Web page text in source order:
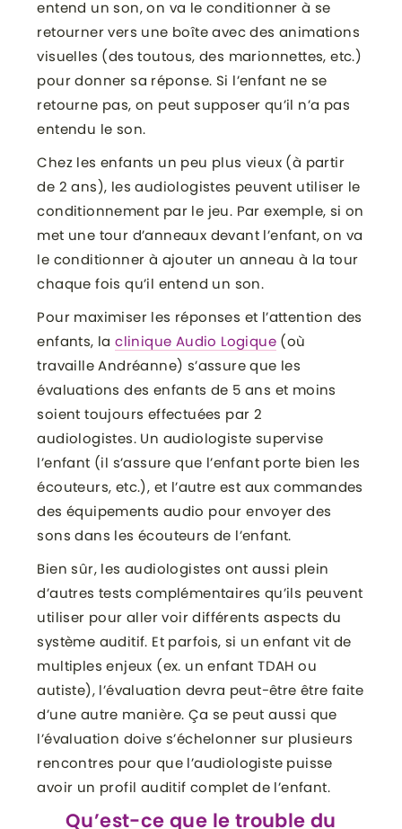
entend un son, on va le conditionner à se
retourner vers une boîte avec des animations
visuelles (des toutous, des marionnettes, etc.)
pour donner sa réponse. Si l’enfant ne se
retourne pas, on peut supposer qu’il n’a pas
entendu le son.
Chez les enfants un peu plus vieux (à partir
de 2 ans), les audiologistes peuvent utiliser le
conditionnement par le jeu. Par exemple, si on
met une tour d’anneaux devant l’enfant, on va
le conditionner à ajouter un anneau à la tour
chaque fois qu’il entend un son.
Pour maximiser les réponses et l’attention des
enfants, laclinique Audio Logique (où
travaille Andréanne) s’assure que les
évaluations des enfants de 5 ans et moins
soient toujours effectuées par 2
audiologistes. Un audiologiste supervise
l’enfant (il s’assure que l’enfant porte bien les
écouteurs, etc.), et l’autre est aux commandes
des équipements audio pour envoyer des
sons dans les écouteurs de l’enfant.
Bien sûr, les audiologistes ont aussi plein
d’autres tests complémentaires qu’ils peuvent
utiliser pour aller voir différents aspects du
système auditif. Et parfois, si un enfant vit de
multiples enjeux (ex. un enfant TDAH ou
autiste), l’évaluation devra peut-être être faite
d’une autre manière. Ça se peut aussi que
l’évaluation doive s’échelonner sur plusieurs
rencontres pour que l’audiologiste puisse
avoir un profil auditif complet de l’enfant.
Qu’est-ce que le trouble du